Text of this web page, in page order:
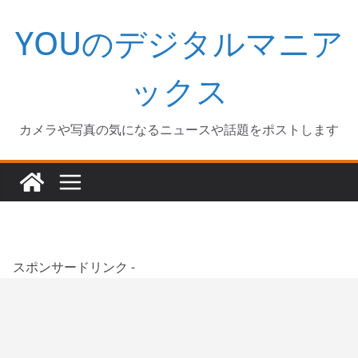
キ
YOUのデジタルマニア
ックス
カメラや写真の気になるニュースや話題をポストします
スポンサードリンク -